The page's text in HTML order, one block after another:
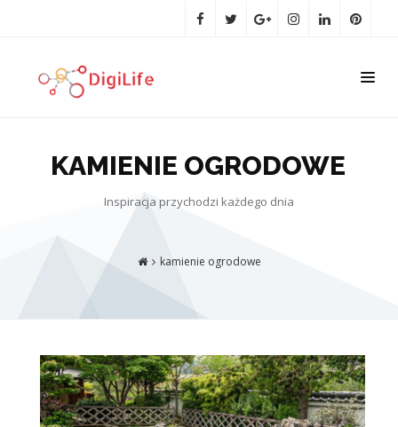
KAMIENIE OGRODOWE
Inspiracja przychodzi każdego dnia
kamienie ogrodowe